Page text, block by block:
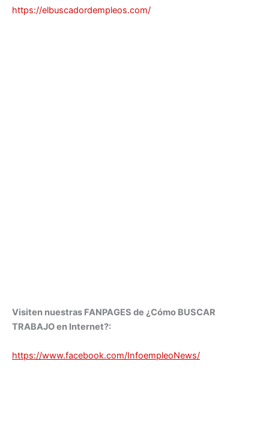
https://elbuscadordempleos.com/
Visiten nuestras FANPAGES de ¿Cómo BUSCAR
TRABAJO en Internet?:
https://www.facebook.com/InfoempleoNews/